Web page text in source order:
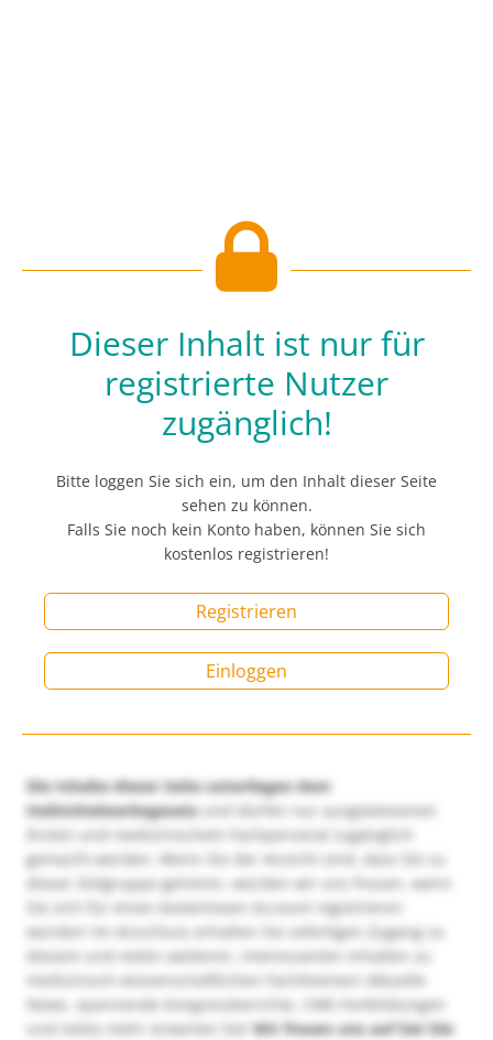
Dieser Inhalt ist nur für
registrierte Nutzer
zugänglich!
Bitte loggen Sie sich ein, um den Inhalt dieser Seite
sehen zu können.
Falls Sie noch kein Konto haben, können Sie sich
kostenlos registrieren!
Registrieren
Einloggen
Die Inhalte dieser Seite unterliegen dem
Heilmittelwerbegesetzund dürfen nur ausgewiesenen
Ärzten und medizinischem Fachpersonal zugänglich
gemacht werden. Wenn Sie der Ansicht sind, dass Sie zu
dieser Zielgruppe gehören, würden wir uns freuen, wenn
Sie sich für einen kostenlosen Account registrieren
würden! Im Anschluss erhalten Sie sofortigen Zugang zu
diesem und vielen weiteren, interessanten Inhalten zu
medizinisch-wissenschaftlichen Fachthemen! Aktuelle
News, spannende Kongressberichte, CME-Fortbildungen
und vieles mehr erwarten Sie!Wir freuen uns auf Sie! Die